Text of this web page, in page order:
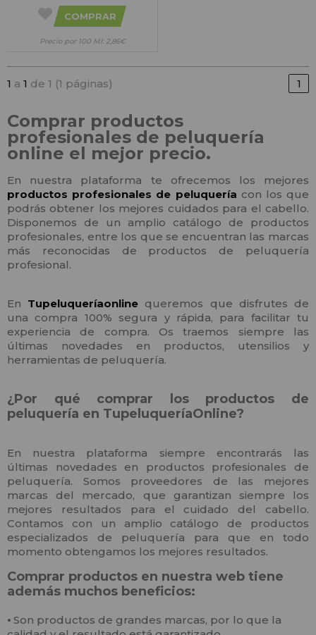
COMPRAR
Precio por 100 Ml: 2,86€
1 a 1 de 1 (1 páginas) 1
Comprar productos
profesionales de peluquería
online el mejor precio.
En nuestra plataforma te ofrecemos los mejores
productos profesionales de peluquería con los que
podrás obtener los mejores cuidados para el cabello.
Disponemos de un amplio catálogo de productos
profesionales, entre los que se encuentran las marcas
más reconocidas de productos de peluquería
profesional.
En Tupeluqueríaonline queremos que disfrutes de
una compra 100% segura y rápida, para facilitar tu
experiencia de compra. Os traemos siempre las
últimas novedades en productos, utensilios y
herramientas de peluquería.
¿Por qué comprar los productos de
peluquería en TupeluqueríaOnline?
En nuestra plataforma siempre encontrarás las
últimas novedades en productos profesionales de
peluquería. Somos proveedores de las mejores
marcas del mercado, que garantizan siempre los
mejores resultados para el cuidado del cabello.
Contamos con un amplio catálogo de productos
especializados de peluquería para que en todo
momento obtengamos los mejores resultados.
Comprar productos en nuestra web tiene
además muchos beneficios:
⦁ Son productos de grandes marcas, por lo que la